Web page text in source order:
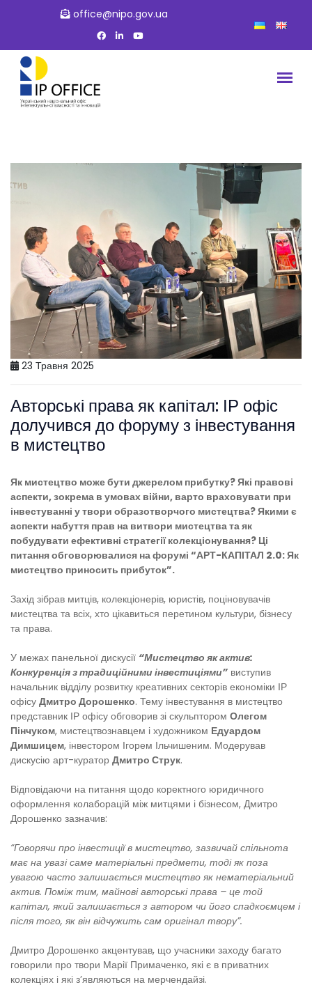
office@nipo.gov.ua
23 Травня 2025
Авторські права як капітал: ІР офіс
долучився до форуму з інвестування
в мистецтво
Як мистецтво може бути джерелом прибутку? Які правові
аспекти, зокрема в умовах війни, варто враховувати при
інвестуванні у твори образотворчого мистецтва? Якими є
аспекти набуття прав на витвори мистецтва та як
побудувати ефективні стратегії колекціонування? Ці
питання обговорювалися на форумі “АРТ-КАПІТАЛ 2.0: Як
мистецтво приносить прибуток”.
Захід зібрав митців, колекціонерів, юристів, поціновувачів
мистецтва та всіх, хто цікавиться перетином культури, бізнесу
та права.
У межах панельної дискусії “Мистецтво як актив:
Конкуренція з традиційними інвестиціями” виступив
начальник відділу розвитку креативних секторів економіки ІР
офісу Дмитро Дорошенко. Тему інвестування в мистецтво
представник ІР офісу обговорив зі скульптором Олегом
Пінчуком, мистецтвознавцем і художником Едуардом
Димшицем, інвестором Ігорем Ільчишеним. Модерував
дискусію арт-куратор Дмитро Струк.
Відповідаючи на питання щодо коректного юридичного
оформлення колаборацій між митцями і бізнесом, Дмитро
Дорошенко зазначив:
“Говорячи про інвестиції в мистецтво, зазвичай спільнота
має на увазі саме матеріальні предмети, тоді як поза
увагою часто залишається мистецтво як нематеріальний
актив. Поміж тим, майнові авторські права – це той
капітал, який залишається з автором чи його спадкоємцем і
після того, як він відчужить сам оригінал твору”.
Дмитро Дорошенко акцентував, що учасники заходу багато
говорили про твори Марії Примаченко, які є в приватних
колекціях і які з’являються на мерчендайзі.